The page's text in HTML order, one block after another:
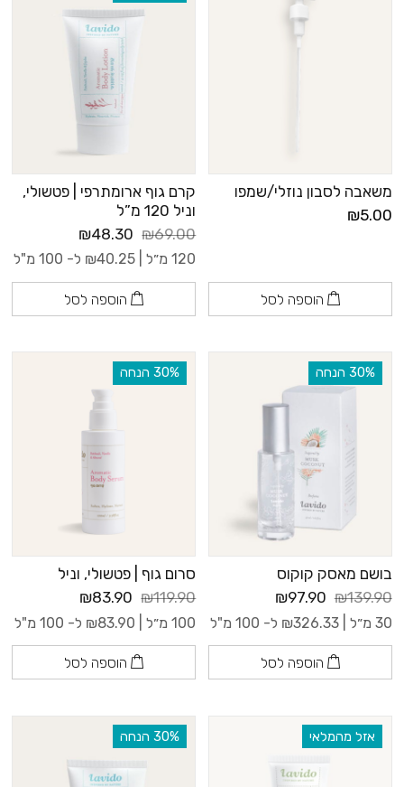
משאבה לסבון נוזלי/שמפו
₪5.00
הוספה לסל
קרם גוף ארומתרפי | פטשולי,
וניל 120 מ”ל
₪69.00
₪48.30
120 מ״ל | ₪40.25 ל- 100 מ"ל
הוספה לסל
‫30% הנחה
בושם מאסק קוקוס
₪139.90
₪97.90
30 מ״ל | ₪326.33 ל- 100 מ"ל
הוספה לסל
‫30% הנחה
סרום גוף | פטשולי, וניל
₪119.90
₪83.90
100 מ״ל | ₪83.90 ל- 100 מ"ל
הוספה לסל
אזל מהמלאי ‫30% הנחה